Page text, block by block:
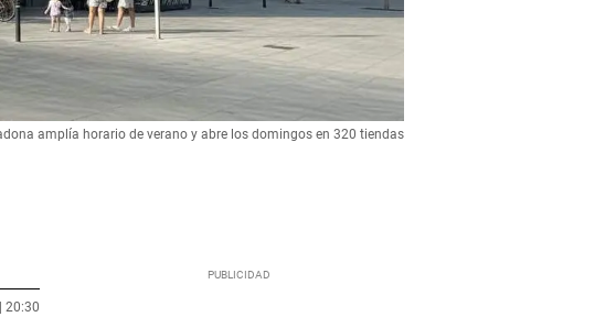
amplía horario de verano y abre los domingos en 320 tiendas
20:30